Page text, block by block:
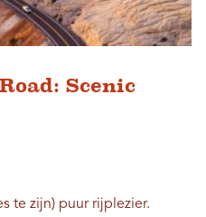
Scenic
te zijn) puur rijplezier.